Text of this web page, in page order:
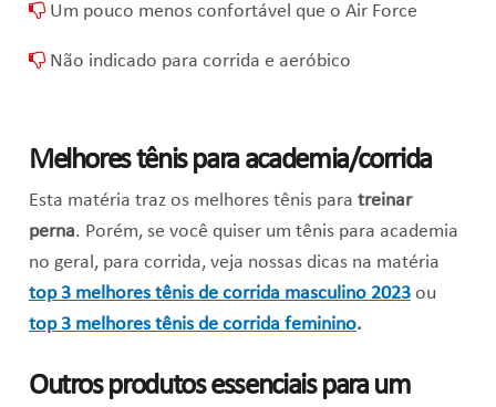
Um pouco menos confortável que o Air Force
Não indicado para corrida e aeróbico
Melhores tênis para academia/corrida
Esta matéria traz os melhores tênis para treinar
perna. Porém, se você quiser um tênis para academia
no geral, para corrida, veja nossas dicas na matéria
top 3 melhores tênis de corrida masculino 2023ou
top 3 melhores tênis de corrida feminino.
Outros produtos essenciais para um